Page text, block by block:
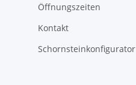
Öffnungszeiten
Kontakt
Schornsteinkonfigurator